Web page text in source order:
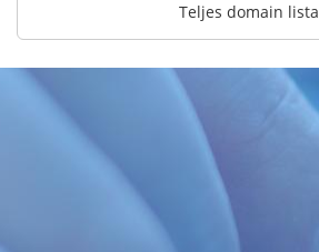
Teljes domain lista